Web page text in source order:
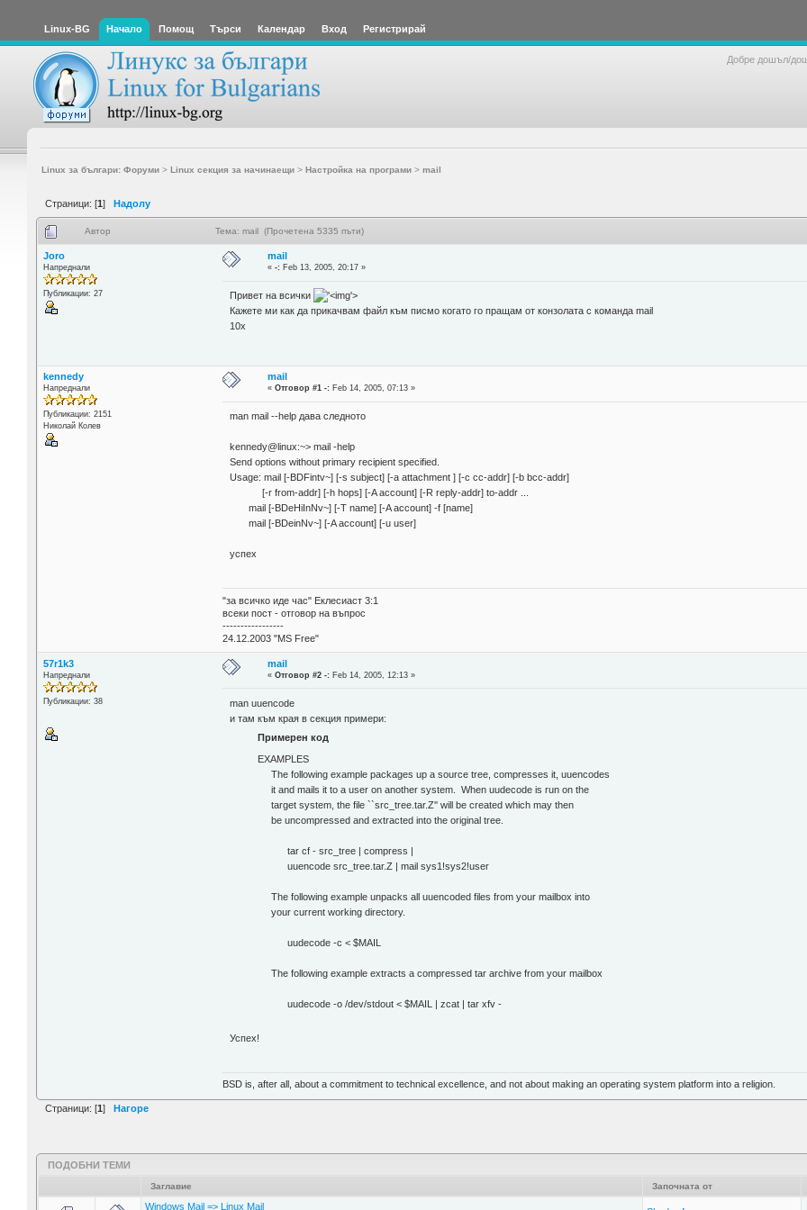
Linux-BG Начало Помощ Търси Календар Вход Регистрирай
Добре дошъл/
Linux за българи: Форуми> Linux секция за начинаещи> Настройка на програми> mail
Страници: [1] Надолу
Автор Тема: mail (Прочетена 5335 пъти)
Joro
Напреднали
Публикации: 27
mail
«-: Feb 13, 2005, 20:17 »
Привет на всички
'>
Кажете ми как да прикачвам файл към писмо когато го пращам от конзолата с команда mail
10x
kennedy
Напреднали
Публикации: 2151
Николай Колев
mail
«Отговор #1 -: Feb 14, 2005, 07:13 »
man mail --help дава следното
kennedy@linux:~> mail -help
Send options without primary recipient specified.
Usage: mail [-BDFintv~] [-s subject] [-a attachment ] [-c cc-addr] [-b bcc-addr]
[-r from-addr] [-h hops] [-A account] [-R reply-addr] to-addr ...
mail [-BDeHiInNv~] [-T name] [-A account] -f [name]
mail [-BDeinNv~] [-A account] [-u user]
успех
"за всичко иде час" Еклесиаст 3:1
всеки пост - отговор на въпрос
-----------------
24.12.2003 "MS Free"
57r1k3
Напреднали
Публикации: 38
mail
«Отговор #2 -: Feb 14, 2005, 12:13 »
man uuencode
и там към края в секция примери:
Примерен код
EXAMPLES
The following example packages up a source tree, compresses it, uuencodes
it and mails it to a user on another system. When uudecode is run on the
target system, the file ``src_tree.tar.Z'' will be created which may then
be uncompressed and extracted into the original tree.
tar cf - src_tree | compress |
uuencode src_tree.tar.Z | mail sys1!sys2!user
The following example unpacks all uuencoded files from your mailbox into
your current working directory.
uudecode -c < $MAIL
The following example extracts a compressed tar archive from your mailbox
uudecode -o /dev/stdout < $MAIL | zcat | tar xfv -
Успех!
BSD is, after all, about a commitment to technical excellence, and not about making an operating system platform into a religion.
Страници: [1] Нагоре
ПОДОБНИ ТЕМИ
Заглавие Започната от
Windows Mail => Linux Mail